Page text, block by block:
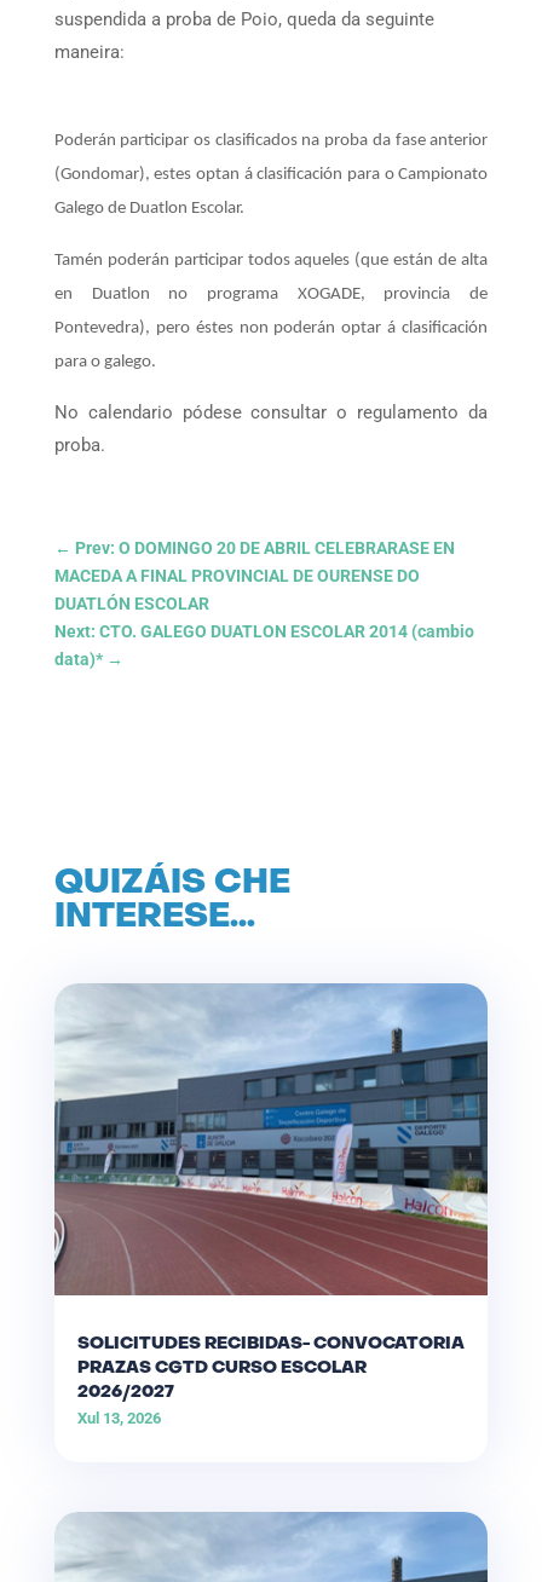
suspendida a proba de Poio, queda da seguinte
maneira:
Poderán participar os clasificados na proba da fase anterior
(Gondomar), estes optan á clasificación para o Campionato
Galego de Duatlon Escolar.
Tamén poderán participar todos aqueles (que están de alta
en Duatlon no programa XOGADE, provincia de
Pontevedra), pero éstes non poderán optar á clasificación
para o galego.
No calendario pódese consultar o regulamento da
proba.
← Prev: O DOMINGO 20 DE ABRIL CELEBRARASE EN
MACEDA A FINAL PROVINCIAL DE OURENSE DO
DUATLÓN ESCOLAR
Next: CTO. GALEGO DUATLON ESCOLAR 2014 (cambio
data)*→
QUIZÁIS CHE
INTERESE…
SOLICITUDES RECIBIDAS- CONVOCATORIA
PRAZAS CGTD CURSO ESCOLAR
2026/2027
Xul 13, 2026